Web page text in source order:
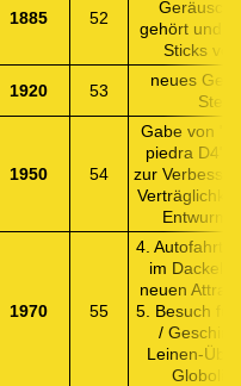
1885 52
gehört und
Sticks
1920 53
neues
Steg
1950 54
Gabe von
piedra D4"-
zur
1970 55
4. Autofahrt /
im
neuen
5. Besuch für
/
Leinen-
Globoli